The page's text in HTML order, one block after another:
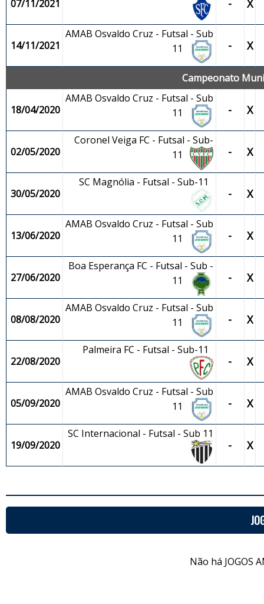
07/11/2021 - X
14/11/2021
AMAB Osvaldo Cruz - Futsal - Sub
11
- X
Campeonato
18/04/2020
AMAB Osvaldo Cruz - Futsal - Sub
11
- X
02/05/2020
Coronel Veiga FC - Futsal - Sub-
11
- X
30/05/2020
SC Magnólia - Futsal - Sub-11
- X
13/06/2020
AMAB Osvaldo Cruz - Futsal - Sub
11
- X
27/06/2020
Boa Esperança FC - Futsal - Sub -
11
- X
08/08/2020
AMAB Osvaldo Cruz - Futsal - Sub
11
- X
22/08/2020
Palmeira FC - Futsal - Sub-11
- X
05/09/2020
AMAB Osvaldo Cruz - Futsal - Sub
11
- X
19/09/2020
SC Internacional - Futsal - Sub 11
- X
Não há JOGOS